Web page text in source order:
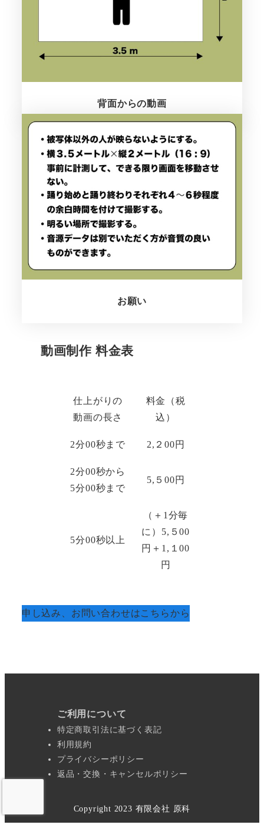
背面からの動画
お願い
動画制作 料金表
仕上がりの
動画の長さ
料金（税
込）
2分00秒まで 2,２00円
2分00秒から
5分00秒まで
5,５00円
5分00秒以上
（＋1分毎
に）5,５00
円＋1,１00
円
申し込み、お問い合わせはこちらから
ご利用について
特定商取引法に基づく表記
利用規約
プライバシーポリシー
返品・交換・キャンセルポリシー
Copyright 2023 有限会社 原科